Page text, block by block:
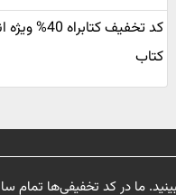
کد تخفیف کتابراه
کتاب
ما در کد تخفیفی‌ها تمام